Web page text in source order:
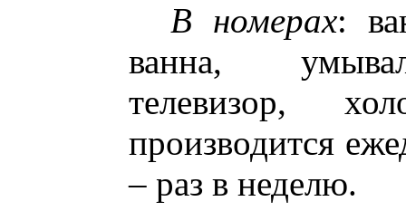
В номерах:
ванна,
телевизор,
производится
– раз в неделю.